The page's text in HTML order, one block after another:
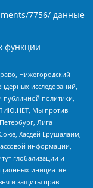
7756/ данные
функции
Нижегородский
исследований,
политики,
Мы против
Лига
Хасдей Ерушалаим,
информации,
глобализации и
инициатив
и защиты прав